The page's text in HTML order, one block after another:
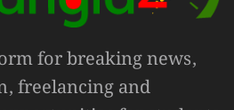
for breaking news,
freelancing and